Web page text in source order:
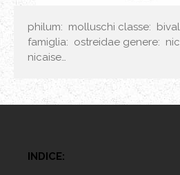
philum: molluschi classe:
famiglia: ostreidae genere:
nicaise…
INDICE: